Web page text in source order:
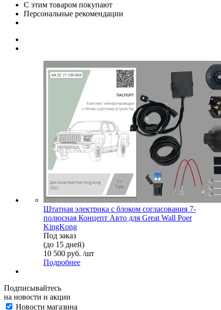
С этим товаром покупают
Персональные рекомендации
Штатная электрика с блоком согласования 7-
полюсная Концепт Авто для Great Wall Poer
KingKong
Под заказ
(до 15 дней)
10 500 руб. /шт
Подробнее
Подписывайтесь
на новости и акции
Новости магазина